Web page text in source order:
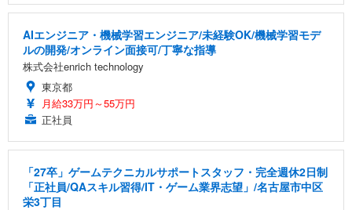
AIエンジニア・機械学習エンジニア/未経験OK/機械学習モデ
ルの開発/オンライン面接可/丁寧な指導
株式会社enrich technology
東京都
月給33万円～55万円
正社員
「27卒」ゲームテクニカルサポートスタッフ・完全週休2日制
「正社員/QAスキル習得/IT・ゲーム業界志望」/名古屋市中区
栄3丁目